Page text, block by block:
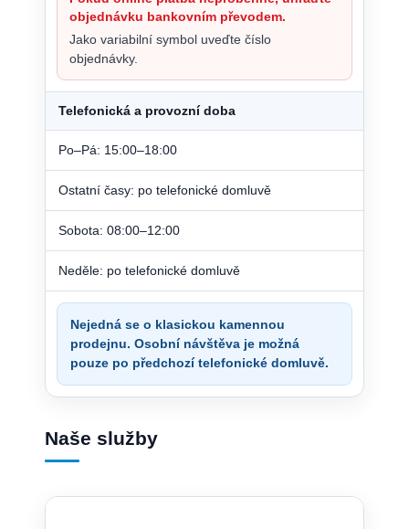
objednávku bankovním převodem.
Jako variabilní symbol uveďte číslo
objednávky.
Telefonická a provozní doba
Po–Pá: 15:00–18:00
Ostatní časy: po telefonické domluvě
Sobota: 08:00–12:00
Neděle: po telefonické domluvě
Nejedná se o klasickou kamennou
prodejnu. Osobní návštěva je možná
pouze po předchozí telefonické domluvě.
Naše služby